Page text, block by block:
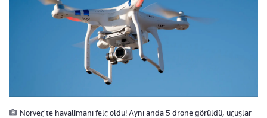
Norveç'te havalimanı felç oldu! Aynı anda 5 drone görüldü, uçuşlar